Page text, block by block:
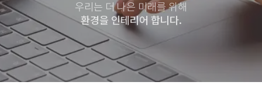
우리는 더 나은 미래를 위해
환경을 인테리어 합니다.